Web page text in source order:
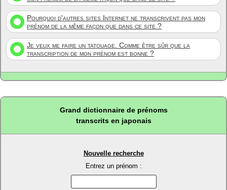
Pourquoi d'autres sites Internet ne transcrivent pas mon
prénom de la même façon que dans ce site ?
Je veux me faire un tatouage. Comme être sûr que la
transcription de mon prénom est bonne ?
Grand dictionnaire de prénoms
transcrits en japonais
Nouvelle recherche
Entrez un prénom :